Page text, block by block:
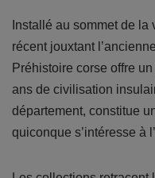
Installé au sommet de
récent jouxtant
Préhistoire corse offre
ans de civilisation
département, constitue
quiconque s’intéresse à